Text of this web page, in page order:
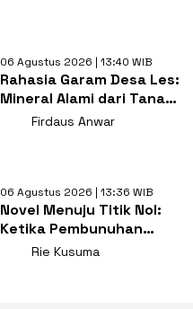
06 Agustus 2026 | 13:40 WIB
Rahasia Garam Desa Les:
Mineral Alami dari Tanah
Beda dari Garam Biasa
Firdaus Anwar
06 Agustus 2026 | 13:36 WIB
Novel Menuju Titik Nol:
Ketika Pembunuhan
Menjadi Akhir Bukan Awal
Rie Kusuma